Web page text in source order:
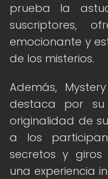
prueba la
suscriptores,
emocionante y
de los misterios.
Además,
destaca por
originalidad de
a los
secretos y giros
una experiencia